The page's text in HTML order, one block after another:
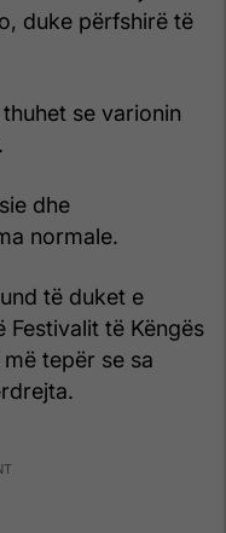
duke përfshirë të
se varionin
dhe
normale.
të duket e
Festivalit të Këngës
tepër se sa